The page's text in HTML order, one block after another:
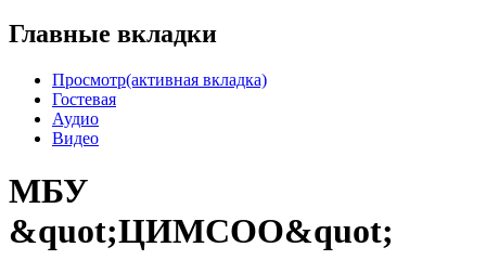
Главные вкладки
Просмотр(активная вкладка)
Гостевая
Аудио
Видео
МБУ
&quot;ЦИМСОО&quot;